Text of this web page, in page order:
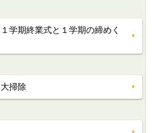
期終業式と１学期の締めく
掃除